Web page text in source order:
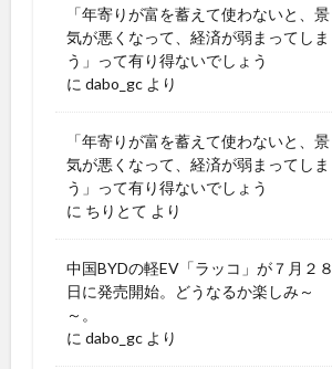
「年寄りが富を蓄えて使わないと、景
気が悪くなって、経済が弱まってしま
う」って有り得ないでしょう
に dabo_gc より
「年寄りが富を蓄えて使わないと、景
気が悪くなって、経済が弱まってしま
う」って有り得ないでしょう
に ちりとて より
中国BYDの軽EV「ラッコ」が７月２８
日に発売開始。どうなるか楽しみ～
～。
に dabo_gc より